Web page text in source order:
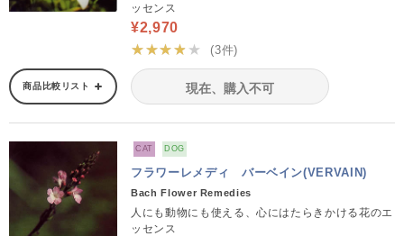
ッセンス
¥2,970
★★★★★
(3件)
商品比較リスト 現在、購入不可
CAT DOG
フラワーレメディ バーベイン(VERVAIN)
Bach Flower Remedies
人にも動物にも使える、心にはたらきかける花のエ
ッセンス